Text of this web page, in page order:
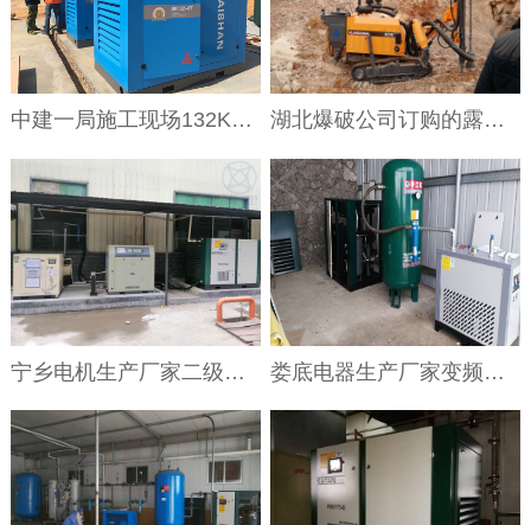
中建一局施工现场132KW隧道专用空压机 湖北爆破公司订购的露天潜孔钻机带除尘装置
宁乡电机生产厂家二级压缩永磁变频75KW空压机使用现场 娄底电器生产厂家变频空压机安装